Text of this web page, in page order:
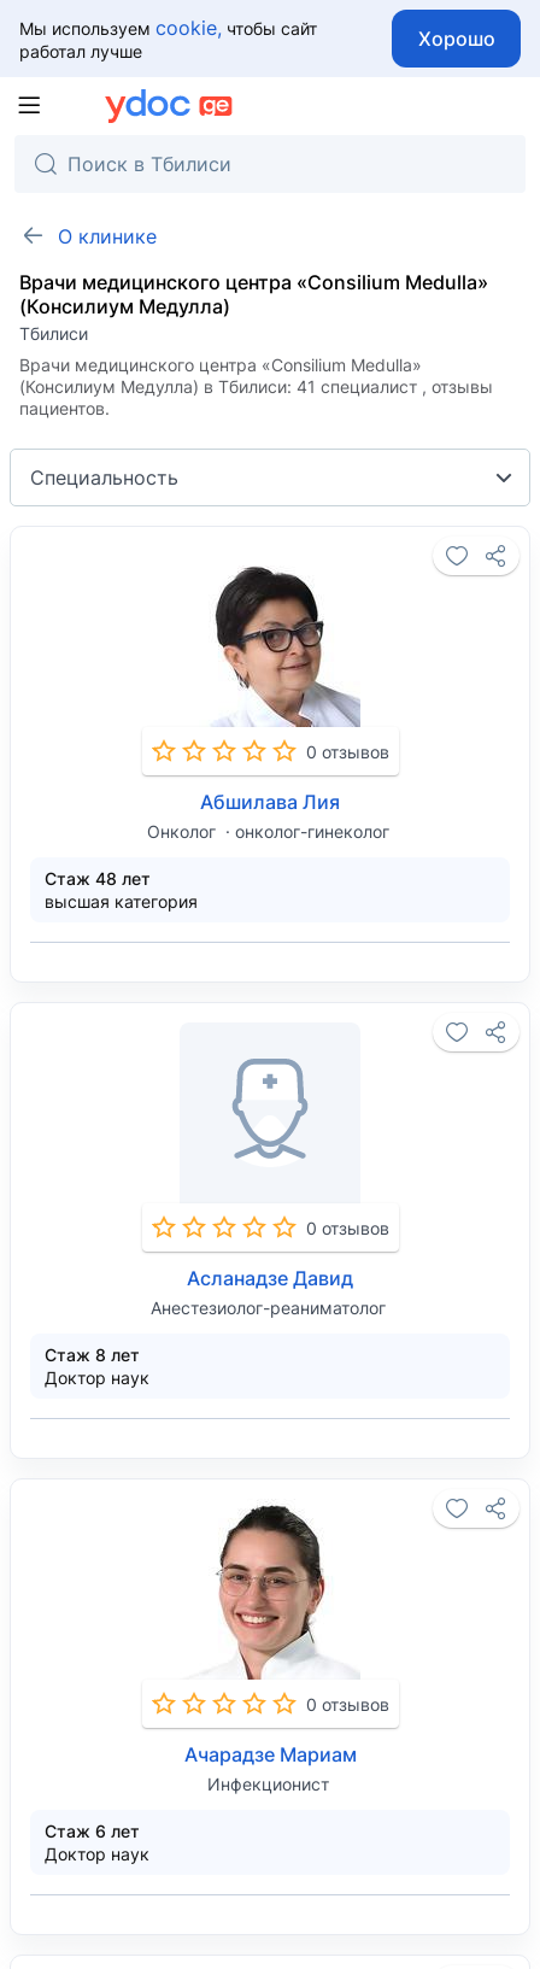
Мы используем cookie, чтобы сайт
работал лучше
Хорошо
О клинике
Врачи медицинского центра «Consilium Medulla»
(Консилиум Медулла)
Тбилиси
Врачи медицинского центра «Consilium Medulla»
(Консилиум Медулла) в Тбилиси: 41 специалист , отзывы
пациентов.
Специальность
0 отзывов
Абшилава Лия
Онколог онколог-гинеколог
Стаж 48 лет
высшая категория
0 отзывов
Асланадзе Давид
Анестезиолог-реаниматолог
Стаж 8 лет
Доктор наук
0 отзывов
Ачарадзе Мариам
Инфекционист
Стаж 6 лет
Доктор наук